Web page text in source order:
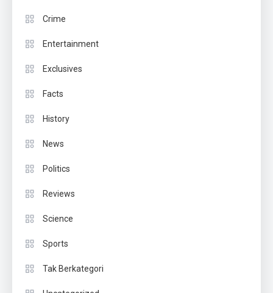
Crime
Entertainment
Exclusives
Facts
History
News
Politics
Reviews
Science
Sports
Tak Berkategori